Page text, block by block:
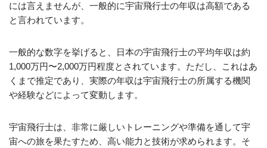
には言えませんが、一般的に宇宙飛行士の年収は高額である
と言われています。
一般的な数字を挙げると、日本の宇宙飛行士の平均年収は約
1,000万円〜2,000万円程度とされています。ただし、これはあ
くまで推定であり、実際の年収は宇宙飛行士の所属する機関
や経験などによって変動します。
宇宙飛行士は、非常に厳しいトレーニングや準備を通して宇
宙への旅を果たすため、高い能力と技術が求められます。そ